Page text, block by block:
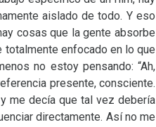
aislado de todo. Y eso
cosas que la gente absorbe
enfocado en lo que
no estoy pensando: “Ah,
presente, consciente.
me decía que tal vez debería
directamente. Así no me